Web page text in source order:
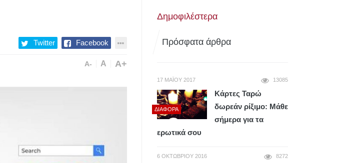
Twitter Facebook
A- A A+
Δημοφιλέστερα
Πρόσφατα άρθρα
17 ΜΑΪ́ΟΥ 2017 13085
ΔΙΆΦΟΡΑ
Κάρτες Ταρώ
δωρεάν ρίξιμο: Μάθε
σήμερα για τα
ερωτικά σου
6 ΟΚΤΩΒΡΊΟΥ 2016 8272